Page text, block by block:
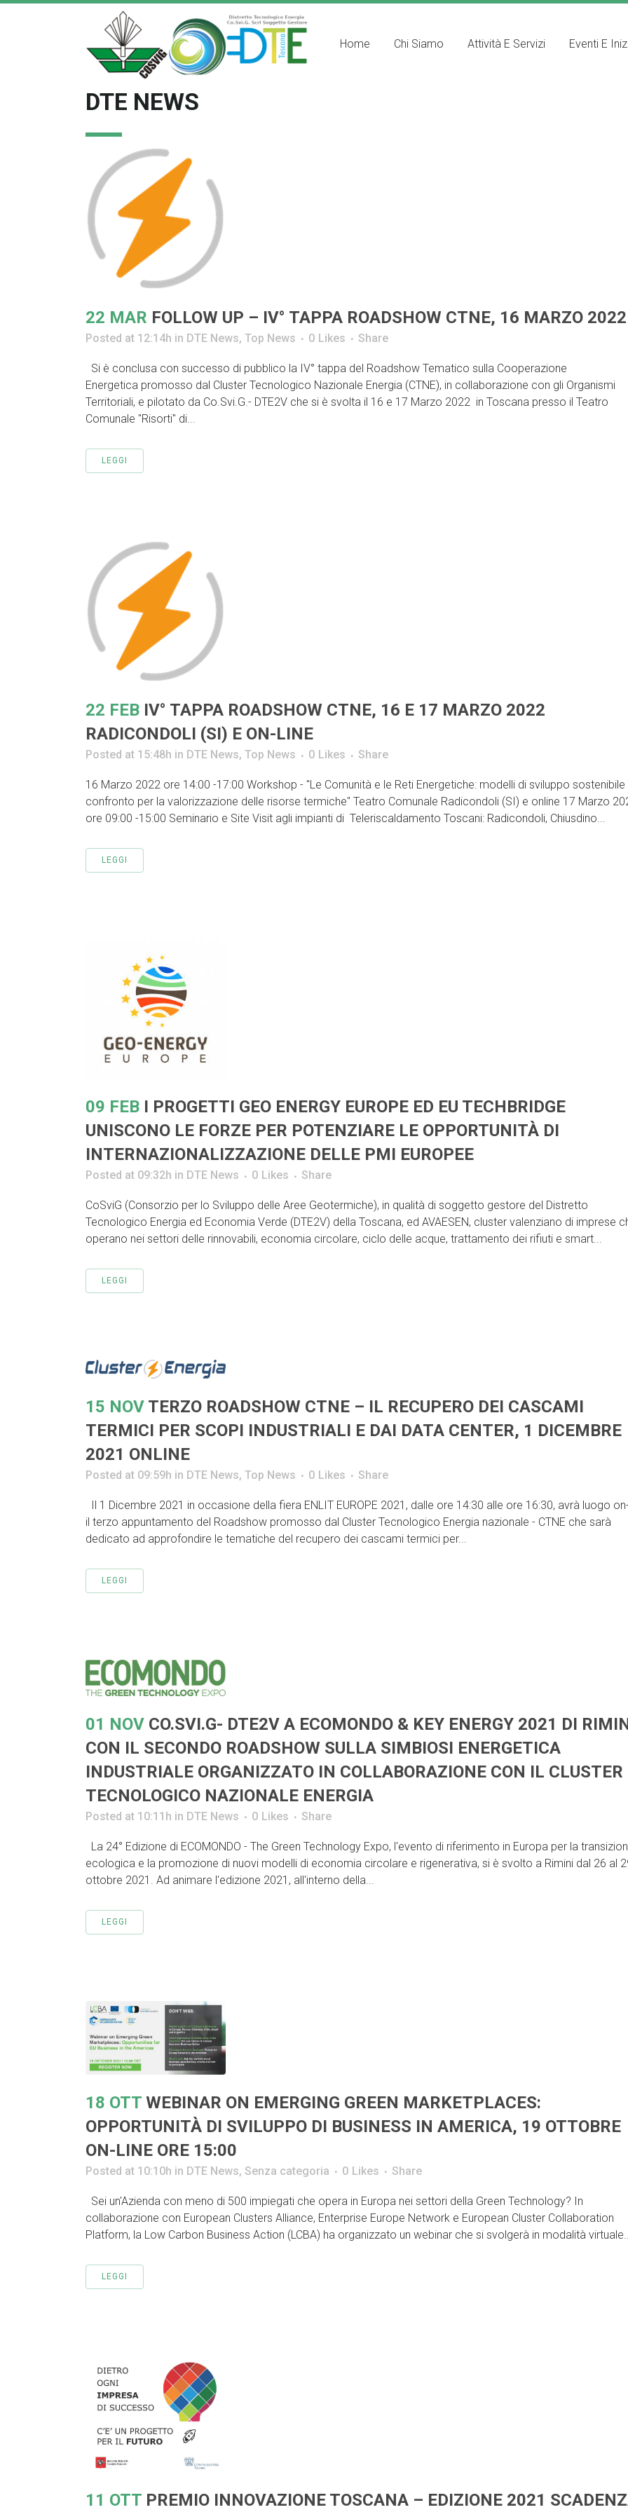
Home Chi Siamo Attività E Servizi Eventi E
DTE NEWS
22 MAR FOLLOW UP – IV° TAPPA ROADSHOW CTNE, 16 MARZO 2022
Posted at 12:14h in DTE News, Top News 0 Likes Share
Si è conclusa con successo di pubblico la IV° tappa del Roadshow Tematico sulla Cooperazione
Energetica promosso dal Cluster Tecnologico Nazionale Energia (CTNE), in collaborazione con gli Organismi
Territoriali, e pilotato da Co.Svi.G.- DTE2V che si è svolta il 16 e 17 Marzo 2022 in Toscana presso il Teatro
Comunale "Risorti" di...
LEGGI
22 FEB IV° TAPPA ROADSHOW CTNE, 16 E 17 MARZO 2022
RADICONDOLI (SI) E ON-LINE
Posted at 15:48h in DTE News, Top News 0 Likes Share
16 Marzo 2022 ore 14:00 -17:00 Workshop - "Le Comunità e le Reti Energetiche: modelli di sviluppo sostenibile
confronto per la valorizzazione delle risorse termiche" Teatro Comunale Radicondoli (SI) e online 17 Marzo
ore 09:00 -15:00 Seminario e Site Visit agli impianti di Teleriscaldamento Toscani: Radicondoli, Chiusdino...
LEGGI
09 FEB I PROGETTI GEO ENERGY EUROPE ED EU TECHBRIDGE
UNISCONO LE FORZE PER POTENZIARE LE OPPORTUNITÀ DI
INTERNAZIONALIZZAZIONE DELLE PMI EUROPEE
Posted at 09:32h in DTE News 0 Likes Share
CoSviG (Consorzio per lo Sviluppo delle Aree Geotermiche), in qualità di soggetto gestore del Distretto
Tecnologico Energia ed Economia Verde (DTE2V) della Toscana, ed AVAESEN, cluster valenziano di imprese
operano nei settori delle rinnovabili, economia circolare, ciclo delle acque, trattamento dei rifiuti e smart...
LEGGI
15 NOV TERZO ROADSHOW CTNE – IL RECUPERO DEI CASCAMI
TERMICI PER SCOPI INDUSTRIALI E DAI DATA CENTER, 1 DICEMBRE
2021 ONLINE
Posted at 09:59h in DTE News, Top News 0 Likes Share
Il 1 Dicembre 2021 in occasione della fiera ENLIT EUROPE 2021, dalle ore 14:30 alle ore 16:30, avrà luogo
il terzo appuntamento del Roadshow promosso dal Cluster Tecnologico Energia nazionale - CTNE che sarà
dedicato ad approfondire le tematiche del recupero dei cascami termici per...
LEGGI
01 NOV CO.SVI.G- DTE2V A ECOMONDO & KEY ENERGY 2021 DI
CON IL SECONDO ROADSHOW SULLA SIMBIOSI ENERGETICA
INDUSTRIALE ORGANIZZATO IN COLLABORAZIONE CON IL CLUSTER
TECNOLOGICO NAZIONALE ENERGIA
Posted at 10:11h in DTE News 0 Likes Share
La 24° Edizione di ECOMONDO - The Green Technology Expo, l'evento di riferimento in Europa per la
ecologica e la promozione di nuovi modelli di economia circolare e rigenerativa, si è svolto a Rimini dal 26 al
ottobre 2021. Ad animare l'edizione 2021, all'interno della...
LEGGI
18 OTT WEBINAR ON EMERGING GREEN MARKETPLACES:
OPPORTUNITÀ DI SVILUPPO DI BUSINESS IN AMERICA, 19 OTTOBRE
ON-LINE ORE 15:00
Posted at 10:10h in DTE News, Senza categoria 0 Likes Share
Sei un'Azienda con meno di 500 impiegati che opera in Europa nei settori della Green Technology? In
collaborazione con European Clusters Alliance, Enterprise Europe Network e European Cluster Collaboration
Platform, la Low Carbon Business Action (LCBA) ha organizzato un webinar che si svolgerà in modalità
LEGGI
11 OTT PREMIO INNOVAZIONE TOSCANA – EDIZIONE 2021